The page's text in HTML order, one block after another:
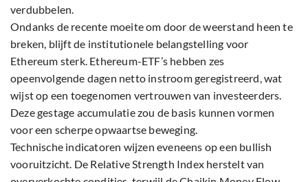
verdubbelen.
Ondanks de recente moeite om door de weerstand heen te
breken, blijft de institutionele belangstelling voor
Ethereum sterk. Ethereum-ETF’s hebben zes
opeenvolgende dagen netto instroom geregistreerd, wat
wijst op een toegenomen vertrouwen van investeerders.
Deze gestage accumulatie zou de basis kunnen vormen
voor een scherpe opwaartse beweging.
Technische indicatoren wijzen eveneens op een bullish
vooruitzicht. De Relative Strength Index herstelt van